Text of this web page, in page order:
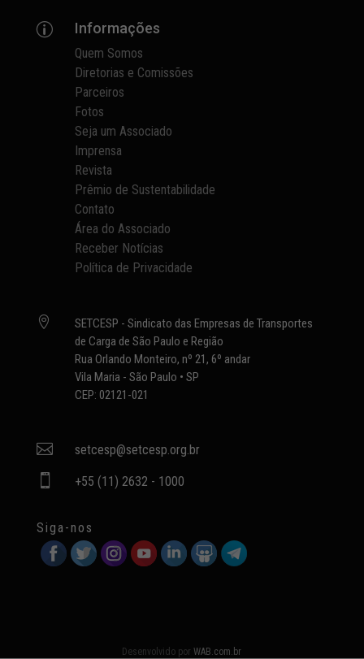
p Informações
Quem Somos
Diretorias e Comissões
Parceiros
Fotos
Seja um Associado
Imprensa
Revista
Prêmio de Sustentabilidade
Contato
Área do Associado
Receber Notícias
Política de Privacidade

SETCESP - Sindicato das Empresas de Transportes
de Carga de São Paulo e Região
Rua Orlando Monteiro, nº 21, 6º andar
Vila Maria - São Paulo • SP
CEP: 02121-021
 setcesp@setcesp.org.br
 +55 (11) 2632 - 1000
Siga-nos
Desenvolvido porWAB.com.br